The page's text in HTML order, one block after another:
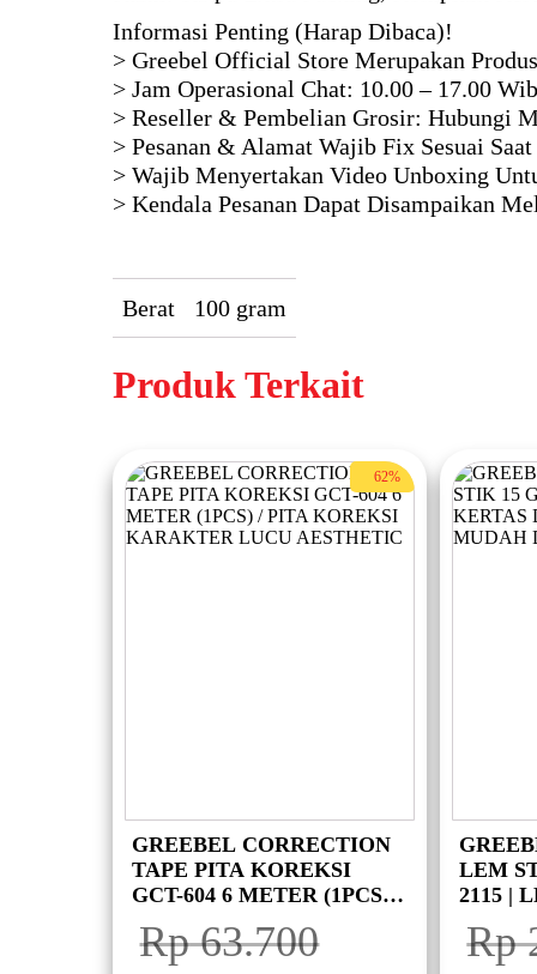
Informasi Penting (Harap Dibaca)!
> Greebel Official Store Merupakan
> Jam Operasional Chat: 10.00 – 17.00
> Reseller & Pembelian Grosir: Hubungi
> Pesanan & Alamat Wajib Fix Sesuai
> Wajib Menyertakan Video Unboxing
> Kendala Pesanan Dapat Disampaikan
Berat 100 gram
Produk Terkait
62%
GREEBEL CORRECTION
TAPE PITA KOREKSI
GCT-604 6 METER (1PCS) /
KARAKTER LUCU
Rp63.700
LEM
2115 |
Rp